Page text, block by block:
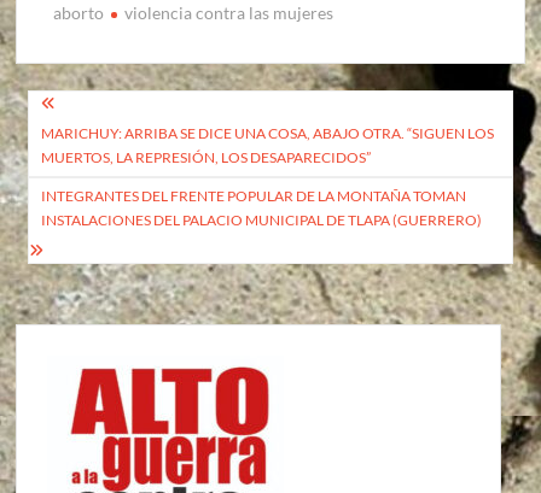
aborto violencia contra las mujeres
Navegación
de
entradas
MARICHUY: ARRIBA SE DICE UNA COSA, ABAJO OTRA. “SIGUEN LOS
MUERTOS, LA REPRESIÓN, LOS DESAPARECIDOS”
INTEGRANTES DEL FRENTE POPULAR DE LA MONTAÑA TOMAN
INSTALACIONES DEL PALACIO MUNICIPAL DE TLAPA (GUERRERO)